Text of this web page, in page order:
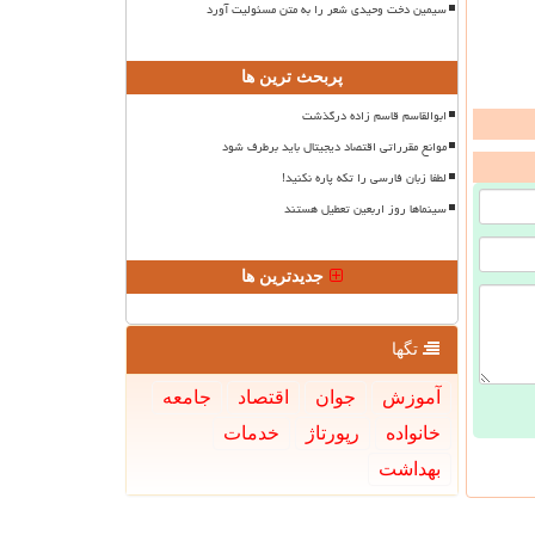
سیمین دخت وحیدی شعر را به متن مسئولیت آورد
پربحث ترین ها
ابوالقاسم قاسم زاده درگذشت
موانع مقرراتی اقتصاد دیجیتال باید برطرف شود
لطفا زبان فارسی را تکه پاره نکنید!
سینماها روز اربعین تعطیل هستند
جدیدترین ها
تگها
آموزش جوان اقتصاد
جامعه
خانواده
رپورتاژ
خدمات
بهداشت